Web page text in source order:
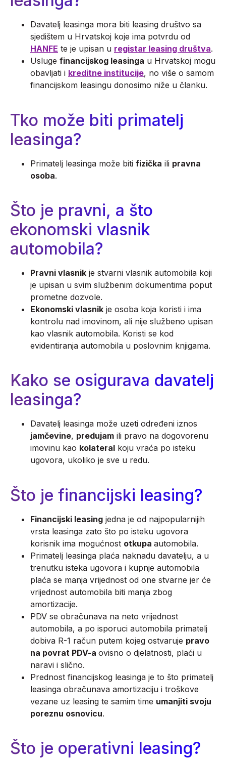
Davatelj leasinga mora biti leasing društvo sa
sjedištem u Hrvatskoj koje ima potvrdu od
HANFE te je upisan u registar leasing društva.
Usluge financijskog leasinga u Hrvatskoj mogu
obavljati i kreditne institucije, no više o samom
financijskom leasingu donosimo niže u članku.
Tko može biti primatelj
leasinga?
Primatelj leasinga može biti fizička ili pravna
osoba.
Što je pravni, a što
ekonomski vlasnik
automobila?
Pravni vlasnik je stvarni vlasnik automobila koji
je upisan u svim službenim dokumentima poput
prometne dozvole.
Ekonomski vlasnik je osoba koja koristi i ima
kontrolu nad imovinom, ali nije službeno upisan
kao vlasnik automobila. Koristi se kod
evidentiranja automobila u poslovnim knjigama.
Kako se osigurava davatelj
leasinga?
Davatelj leasinga može uzeti određeni iznos
jamčevine, predujam ili pravo na dogovorenu
imovinu kao kolateral koju vraća po isteku
ugovora, ukoliko je sve u redu.
Što je financijski leasing?
Financijski leasing jedna je od najpopularnijih
vrsta leasinga zato što po isteku ugovora
korisnik ima mogućnost otkupa automobila.
Primatelj leasinga plaća naknadu davatelju, a u
trenutku isteka ugovora i kupnje automobila
plaća se manja vrijednost od one stvarne jer će
vrijednost automobila biti manja zbog
amortizacije.
PDV se obračunava na neto vrijednost
automobila, a po isporuci automobila primatelj
dobiva R-1 račun putem kojeg ostvaruje pravo
na povrat PDV-a ovisno o djelatnosti, plaći u
naravi i slično.
Prednost financijskog leasinga je to što primatelj
leasinga obračunava amortizaciju i troškove
vezane uz leasing te samim time umanjiti svoju
poreznu osnovicu.
Što je operativni leasing?